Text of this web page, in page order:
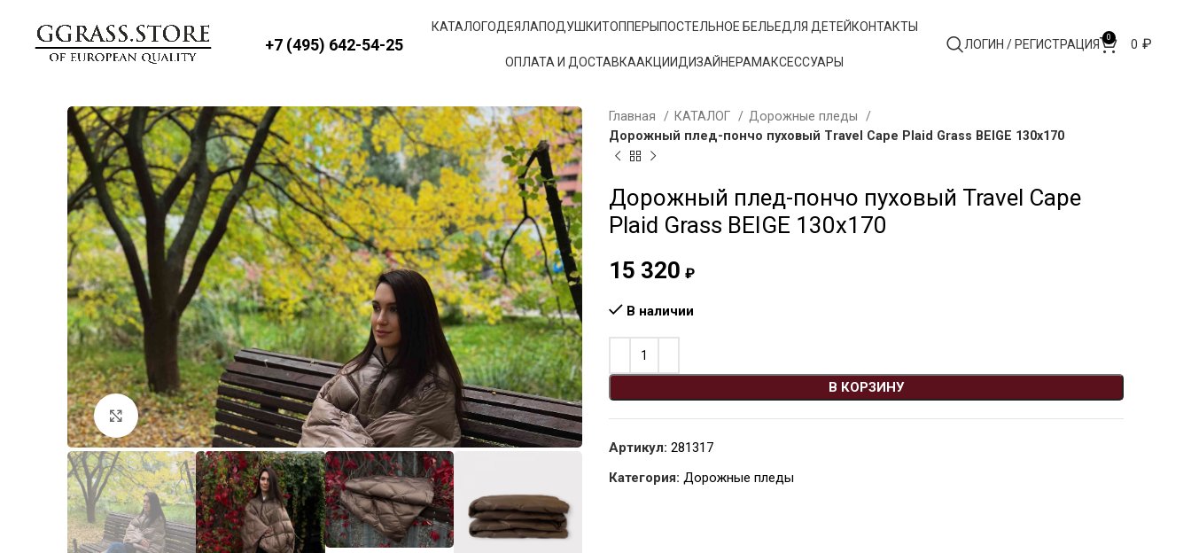
+7 (495) 642-54-25
КАТАЛОГОДЕЯЛАПОДУШКИТОППЕРЫ ПОСТЕЛЬНОЕ БЕЛЬЕДЛЯ ДЕТЕЙ КОНТАКТЫ
ОПЛАТА И ДОСТАВКААКЦИИДИЗАЙНЕРАМАКСЕССУАРЫ
ЛОГИН / РЕГИСТРАЦИЯ 0 0 ₽
Увеличить
Главная КАТАЛОГ
Дорожные пледы
Дорожный плед-пончо пуховый Travel Cape Plaid Grass BEIGE 130х170
Дорожный плед-пончо пуховый Travel Cape
Plaid Grass BEIGE 130х170
15 320 ₽
В наличии
В КОРЗИНУ
Артикул: 281317​​​​​​​
Категория: Дорожные пледы